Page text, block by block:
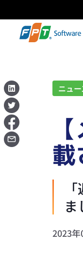
ニュー
ま
2023